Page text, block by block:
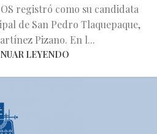
registró como su candidata
de San Pedro Tlaquepaque,
Pizano. En l...
LEYENDO